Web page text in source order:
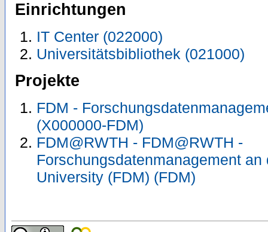
Einrichtungen
IT Center (022000)
Universitätsbibliothek (021000)
Projekte
FDM -
(X000000-FDM)
FDM@RWTH - FDM@RWTH -
Forschungsdatenmanagement an
University (FDM) (FDM)